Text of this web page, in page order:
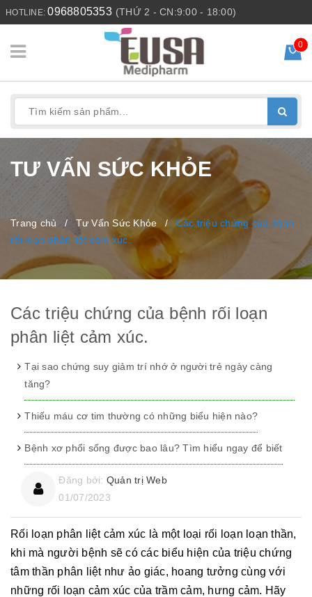
HOTLINE:0968805353 (THỨ 2 - CN:9:00 - 18:00)
0
TƯ VẤN SỨC KHỎE
Trang chủ / Tư Vấn Sức Khỏe / Các triệu chứng của bệnh
rối loạn phân liệt cảm xúc.
Các triệu chứng của bệnh rối loạn
phân liệt cảm xúc.
Tại sao chứng suy giảm trí nhớ ở người trẻ ngày càng
tăng?
Thiếu máu cơ tim thường có những biểu hiện nào?
Bệnh xơ phổi sống được bao lâu? Tìm hiểu ngay để biết
Đăng bởi: Quản trị Web
01/07/2023
Rối loạn phân liệt cảm xúc là một loại rối loạn loạn thần,
khi mà người bệnh sẽ có các biểu hiện của triệu chứng
tâm thần phân liệt như ảo giác, hoang tưởng cùng với
những rối loạn cảm xúc của trầm cảm, hưng cảm. Hãy